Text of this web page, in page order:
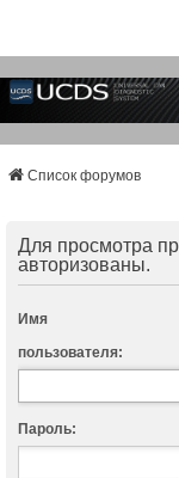
Список форумов
Для просмотра
авторизованы.
Имя
пользователя:
Пароль: